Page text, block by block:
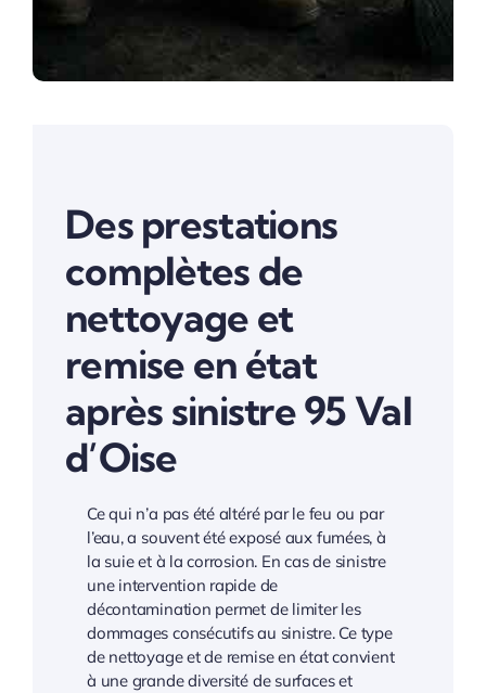
Des prestations
complètes de
nettoyage et
remise en état
après sinistre 95 Val
d’Oise
Ce qui n’a pas été altéré par le feu ou par
l’eau, a souvent été exposé aux fumées, à
la suie et à la corrosion. En cas de sinistre
une intervention rapide de
décontamination permet de limiter les
dommages consécutifs au sinistre. Ce type
de nettoyage et de remise en état convient
à une grande diversité de surfaces et